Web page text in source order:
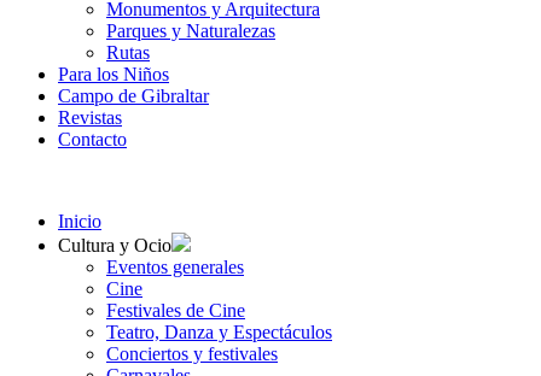
Monumentos y Arquitectura
Parques y Naturalezas
Rutas
Para los Niños
Campo de Gibraltar
Revistas
Contacto
Inicio
Cultura y Ocio
Eventos generales
Cine
Festivales de Cine
Teatro, Danza y Espectáculos
Conciertos y festivales